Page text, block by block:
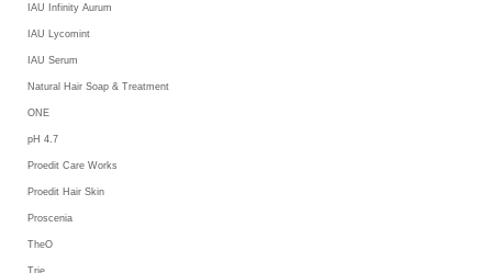
IAU Infinity Aurum
IAU Lycomint
IAU Serum
Natural Hair Soap & Treatment
ONE
pH 4.7
Proedit Care Works
Proedit Hair Skin
Proscenia
TheO
Trie